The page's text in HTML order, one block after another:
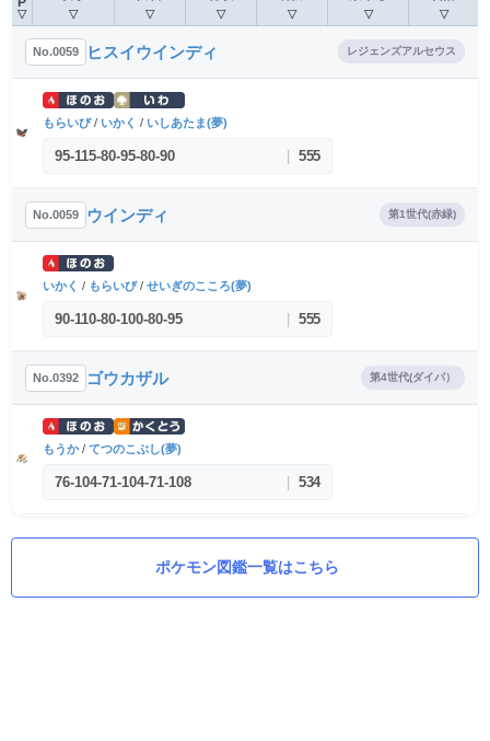
▽ ▽ ▽ ▽ ▽ ▽ ▽
No.0059 ヒスイウインディ レジェンズアルセウス
もらいび/ いかく / いしあたま(夢)
95-115-80-95-80-90 | 555
No.0059 ウインディ 第1世代(赤緑)
いかく / もらいび/ せいぎのこころ(夢)
90-110-80-100-80-95 | 555
No.0392 ゴウカザル 第4世代(ダイパ）
もうか/ てつのこぶし(夢)
76-104-71-104-71-108 | 534
ポケモン図鑑一覧はこちら